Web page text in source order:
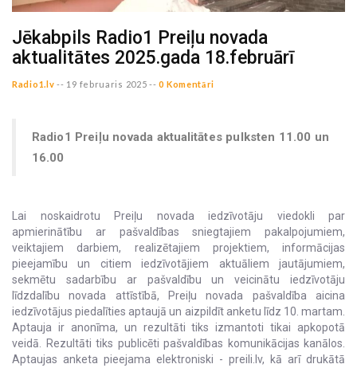
Jēkabpils Radio1 Preiļu novada
aktualitātes 2025.gada 18.februārī
Radio1.lv -- 19 februaris 2025 -- 0 Komentāri
Radio1 Preiļu novada aktualitātes pulksten 11.00 un
16.00
Lai noskaidrotu Preiļu novada iedzīvotāju viedokli par
apmierinātību ar pašvaldības sniegtajiem pakalpojumiem,
veiktajiem darbiem, realizētajiem projektiem, informācijas
pieejamību un citiem iedzīvotājiem aktuāliem jautājumiem,
sekmētu sadarbību ar pašvaldību un veicinātu iedzīvotāju
līdzdalību novada attīstībā, Preiļu novada pašvaldība aicina
iedzīvotājus piedalīties aptaujā un aizpildīt anketu līdz 10. martam.
Aptauja ir anonīma, un rezultāti tiks izmantoti tikai apkopotā
veidā. Rezultāti tiks publicēti pašvaldības komunikācijas kanālos.
Aptaujas anketa pieejama elektroniski - preili.lv, kā arī drukātā